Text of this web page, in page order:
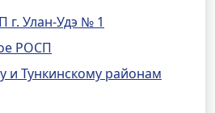
г. Улан-Удэ № 1
РОСП
и Тункинскому районам